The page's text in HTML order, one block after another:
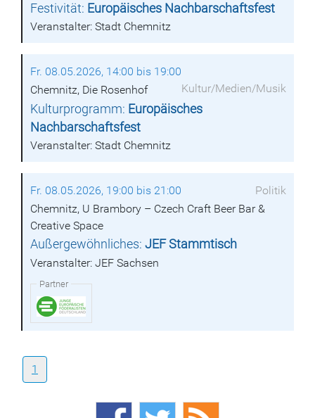
Festivität: Europäisches Nachbarschaftsfest
Veranstalter: Stadt Chemnitz
Fr. 08.05.2026, 14:00 bis 19:00
Kultur/Medien/Musik
Chemnitz, Die Rosenhof
Kulturprogramm: Europäisches
Nachbarschaftsfest
Veranstalter: Stadt Chemnitz
Fr. 08.05.2026, 19:00 bis 21:00
Politik
Chemnitz, U Brambory – Czech Craft Beer Bar &
Creative Space
Außergewöhnliches:JEF Stammtisch
Veranstalter: JEF Sachsen
Partner
1